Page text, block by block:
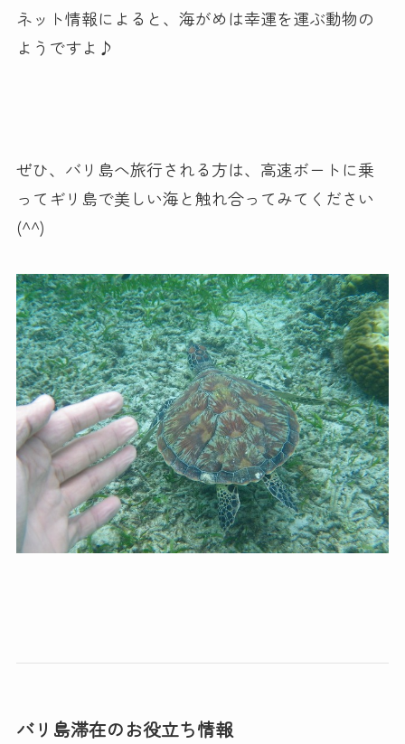
ネット情報によると、海がめは幸運を運ぶ動物の
ようですよ♪
ぜひ、バリ島へ旅行される方は、高速ボートに乗
ってギリ島で美しい海と触れ合ってみてください
(^^)
バリ島滞在のお役立ち情報